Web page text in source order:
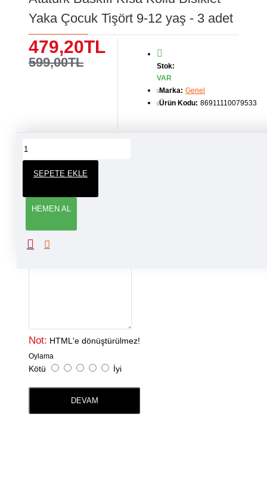
Yaka Çocuk Tişört 9-12 yaş - 3 adet
479,20TL
599,00TL
Stok:
VAR
Marka: Genel
Ürün Kodu: 86911110079533
SEPETE EKLE
HEMEN AL
ÜRÜN YORUMLARI
Not: HTML'e dönüştürülmez!
Oylama
Kötü İyi
DEVAM